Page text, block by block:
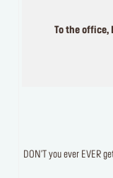
To the office,
DON'T you ever EVER